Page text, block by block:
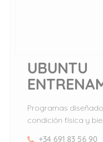
UBUNTU
Programas
condición física y
+34 691 83 56 90